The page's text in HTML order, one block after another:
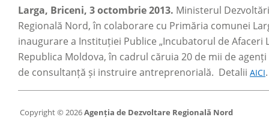
Larga, Briceni, 3 octombrie 2013. Ministerul
Regională Nord, în colaborare cu Primăria comunei
inaugurare a Instituției Publice „Incubatorul de
Republica Moldova, în cadrul căruia 20 de mii de
de consultanță și instruire antreprenorială. Detalii AICI.
Copyright © 2026Agenția de Dezvoltare Regională Nord